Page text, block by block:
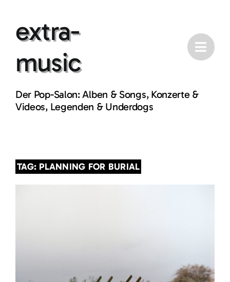
contentextra-
music
Der Pop-Salon: Alben & Songs, Konzerte &
Videos, Legenden & Underdogs
TAG: PLANNING FOR BURIAL